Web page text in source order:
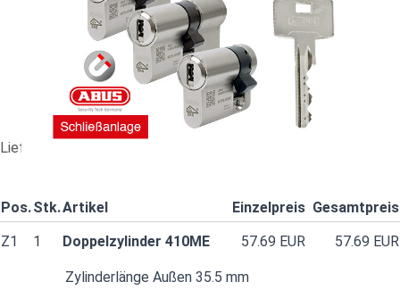
Dodací lhůta: 3-4 Wochen
Lieferzeit ca. 3-4 Wochen
Pos.Stk.Artikel Einzelpreis Gesamtpreis
Z1
1 Doppelzylinder 410ME 57.69 EUR 57.69 EUR
Zylinderlänge Außen 35.5 mm